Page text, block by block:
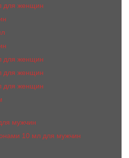
для женщин
для женщин
для женщин
для женщин
мужчин
10 мл для мужчин